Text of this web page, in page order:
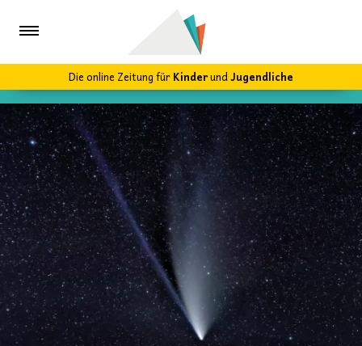
Die online Zeitung fürKinderundJugendliche